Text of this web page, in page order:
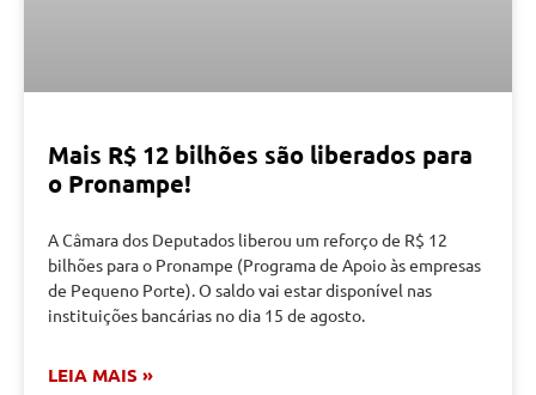
Mais R$ 12 bilhões são liberados para
o Pronampe!
A Câmara dos Deputados liberou um reforço de R$ 12
bilhões para o Pronampe (Programa de Apoio às empresas
de Pequeno Porte). O saldo vai estar disponível nas
instituições bancárias no dia 15 de agosto.
LEIA MAIS »